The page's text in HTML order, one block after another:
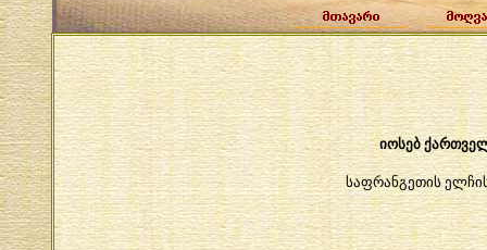
იოსებ
საფრანგეთის